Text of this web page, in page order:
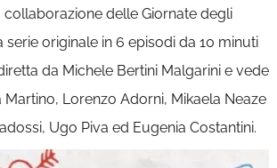
collaborazione delle Giornate degli
serie originale in 6 episodi da 10 minuti
da Michele Bertini Malgarini e vede
Lorenzo Adorni, Mikaela Neaze
Ugo Piva ed Eugenia Costantini.